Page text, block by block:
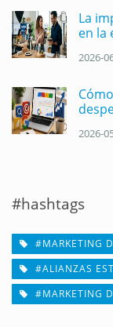
La
en la
2026-
2026-
#hashtags
#MARKETING
#ALIANZAS
#MARKETING